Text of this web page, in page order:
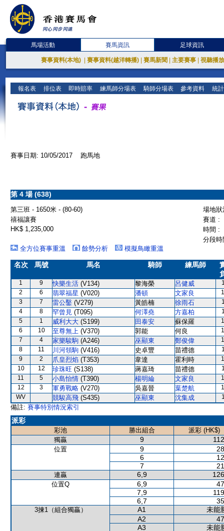
馬場活動 賽馬資訊 足球資訊
賽事資料(本地) 賽事資料(越洋轉播) 賽馬新聞 主要賽事 視聽播
報名表 排位表 即時賠率 練馬師分場表 騎師分場表 參考資料 統
賽事日期: 10/05/2017 跑馬地
第 4 場 (638)
第三班 - 1650米 - (80-60)
場地
禧福讓賽
賽道 :
HK$ 1,235,000
時間 :
分段
全方位賽事重溫
餘勢分析 模擬鳥瞰重溫
名次 馬號 馬名 騎師 練馬師
1 9 快樂生活 (V134) 黎海榮 呂健威
2
6 翡翠福星 (V020) 潘頓 文家良
3
7 雷公鑿 (V279) 黃皓楠 徐雨石
4
8 罕曾見 (T095) 何澤堯 方嘉柏
5
1 威利大大 (S199) 田泰安 蘇保羅
6
10 至尊無上 (V370) 郭能 何良
7
4 家樂駿駒 (A246) 巫顯東 鄭俊偉
8
11 川河領駒 (V416) 史卓豐 苗禮德
9
2 爪皇烈焰 (T353) 韋達 霍利時
10
12 珍珠旺 (S138) 蔣嘉琦 苗禮德
11
5 小島怡情 (T390) 楊明綸 文家良
12
3 軍勇戰略 (V270) 吳嘉晉 葉楚航
WV
競駿高飛 (S435) 巫顯東 沈集成
備註: 賽事特別情況索引
派彩
彩池 勝出組合
派彩 (HK$)
獨贏
9
位置 9
6
7
連贏 6,9
位置Q 6,9
7,9
6,7
3揀1（組合獨贏） A1
未能
A2
A3
未能